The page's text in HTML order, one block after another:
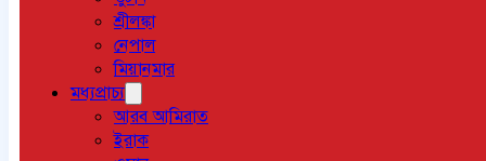
শ্রীলঙ্কা
নেপাল
মিয়ানমার
মধ্যপ্রাচ্য
আরব আমিরাত
ইরাক